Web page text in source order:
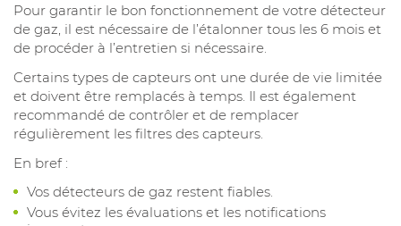
Pour garantir le bon fonctionnement de votre détecteur
de gaz, il est nécessaire de l’étalonner tous les 6 mois et
de procéder à l’entretien si nécessaire.
Certains types de capteurs ont une durée de vie limitée
et doivent être remplacés à temps. Il est également
recommandé de contrôler et de remplacer
régulièrement les filtres des capteurs.
En bref :
Vos détecteurs de gaz restent fiables.
Vous évitez les évaluations et les notifications